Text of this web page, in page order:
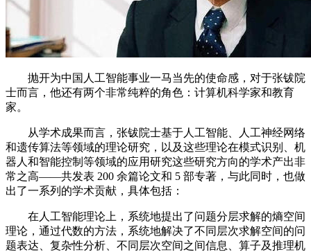
抛开为中国人工智能事业一马当先的使命感，对于张钹院
士而言，他还有两个非常纯粹的角色：计算机科学家和教育
家。
从学术成果而言，张钹院士基于人工智能、人工神经网络
和遗传算法等领域的理论研究，以及这些理论在模式识别、机
器人和智能控制等领域的应用研究这些研究方向的学术产出非
常之高——共发表 200 余篇论文和 5 部专著，与此同时，也做
出了一系列的学术贡献，具体包括：
在人工智能理论上，系统地提出了问题分层求解的熵空间
理论，通过代数的方法，系统地解决了不同层次求解空间的问
题表达、复杂性分析、不同层次空间之间信息、算子及推理机